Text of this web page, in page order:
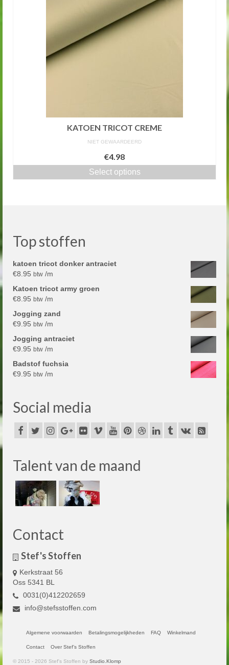
KATOEN TRICOT CREME
NIET GEWAARDEERD
€4.98
Select options
Top stoffen
katoen tricot donker antraciet
€8.95 btw /m
Katoen tricot army groen
€8.95 btw /m
Jogging zand
€9.95 btw /m
Jogging antraciet
€9.95 btw /m
Badstof fuchsia
€9.95 btw /m
Social media
Talent van de maand
Contact
Stef's Stoffen
Kerkstraat 56
Oss 5341 BL
0031(0)412202659
info@stefsstoffen.com
Algemene voorwaarden Betalingsmogelijkheden FAQ Winkelmand
Contact Over Stef’s Stoffen
© 2015 - 2026 Stef's Stoffen by Studio.Klomp